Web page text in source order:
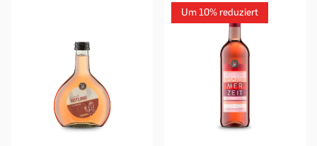
Um 10% reduziert